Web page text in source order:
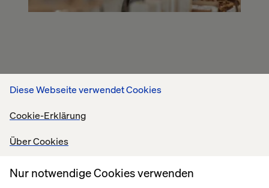
Diese Webseite verwendet Cookies
Cookie-Erklärung
Über Cookies
Nur notwendige Cookies verwenden